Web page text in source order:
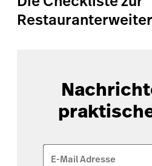
E-Mail Adresse